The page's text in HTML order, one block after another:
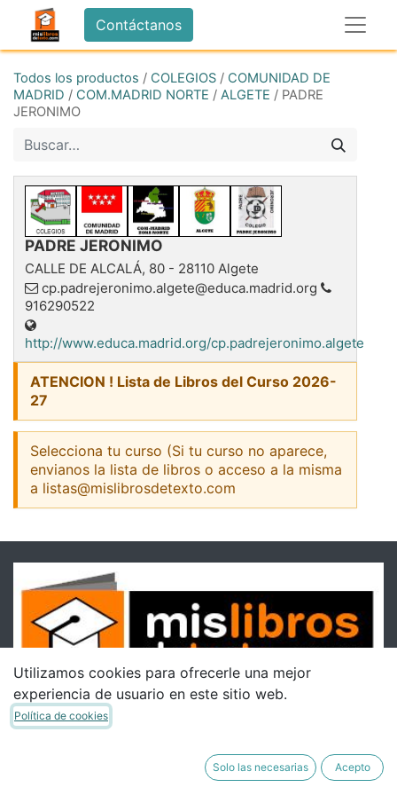
Contáctanos
Todos los productos / COLEGIOS / COMUNIDAD DE
MADRID / COM.MADRID NORTE / ALGETE / PADRE
JERONIMO
PADRE JERONIMO
CALLE DE ALCALÁ, 80 - 28110 Algete
cp.padrejeronimo.algete@educa.madrid.org
916290522
http://www.educa.madrid.org/cp.padrejeronimo.algete
ATENCION ! Lista de Libros del Curso 2026-
27
Selecciona tu curso (Si tu curso no aparece,
envianos la lista de libros o acceso a la misma
a listas@mislibrosdetexto.com
Utilizamos cookies para ofrecerle una mejor
experiencia de usuario en este sitio web.
Política de cookies
Solo las necesarias Acepto